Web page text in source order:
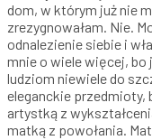
dom, w którym już nie
zrezygnowałam. Nie.
odnalezienie siebie i
mnie o wiele więcej,
ludziom niewiele do
eleganckie przedmioty,
artystką z
matką z powołania.